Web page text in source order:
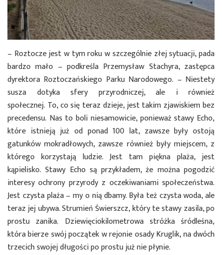
– Roztocze jest w tym roku w szczególnie złej sytuacji, pada
bardzo mało – podkreśla Przemysław Stachyra, zastępca
dyrektora Roztoczańskiego Parku Narodowego. – Niestety
susza dotyka sfery przyrodniczej, ale i również
społecznej. To, co się teraz dzieje, jest takim zjawiskiem bez
precedensu. Nas to boli niesamowicie, ponieważ stawy Echo,
które istnieją już od ponad 100 lat, zawsze były ostoją
gatunków mokradłowych, zawsze również były miejscem, z
którego korzystają ludzie. Jest tam piękna plaża, jest
kąpielisko. Stawy Echo są przykładem, że można pogodzić
interesy ochrony przyrody z oczekiwaniami społeczeństwa.
Jest czysta plaża – my o nią dbamy. Była też czysta woda, ale
teraz jej ubywa. Strumień Świerszcz, który te stawy zasila, po
prostu zanika. Dziewięciokilometrowa stróżka śródleśna,
która bierze swój początek w rejonie osady Kruglik, na dwóch
trzecich swojej długości po prostu już nie płynie.